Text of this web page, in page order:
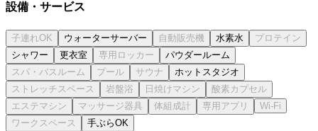
設備・サービス
ウォーターサーバー
水素水
シャワー
更衣室
パウダールーム
ホットスタジオ
手ぶらOK